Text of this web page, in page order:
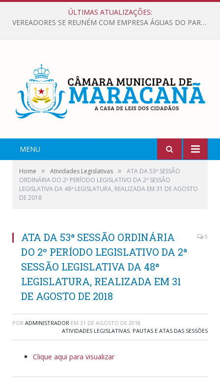
ÚLTIMAS ATUALIZAÇÕES:
VEREADORES SE REUNÉM COM EMPRESA ÁGUAS DO PARÁ, PARA APRESENTAR REIVINDICAÇÕES E MELHORIAS NA QUALIDADE DOS SERVIÇOS OFERECIDOS Á POPULAÇÃO.
MENU
Home » Atividades Legislativas »
ATA DA 53ª SESSÃO
ORDINÁRIA DO 2º PERÍODO LEGISLATIVO DA 2ª SESSÃO
LEGISLATIVA DA 48ª LEGISLATURA, REALIZADA EM 31 DE AGOSTO
DE 2018
ATA DA 53ª SESSÃO ORDINÁRIA
DO 2º PERÍODO LEGISLATIVO DA 2ª
SESSÃO LEGISLATIVA DA 48ª
LEGISLATURA, REALIZADA EM 31
DE AGOSTO DE 2018
0
POR ADMINISTRADOR EM 31 DE AGOSTO DE 2018
ATIVIDADES LEGISLATIVAS, PAUTAS E ATAS DAS SESSÕES
Clique aqui para visualizar